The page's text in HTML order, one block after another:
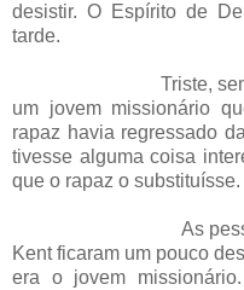
desistir. O Espírito de
tarde.
Triste, sem saber
um jovem missionário
rapaz havia regressado
tivesse alguma coisa
que o rapaz o substituísse.
As pessoas
Kent ficaram um pouco
era o jovem